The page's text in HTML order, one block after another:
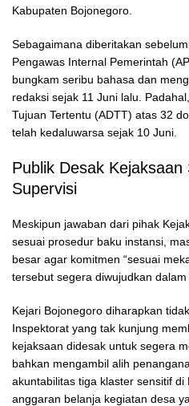
Kabupaten Bojonegoro.
​Sebagaimana diberitakan
Pengawas Internal Pemerintah
bungkam seribu bahasa dan
redaksi sejak 11 Juni lalu.
Tujuan Tertentu (ADTT) atas 32
telah kedaluwarsa sejak 10 Juni.
​Publik Desak Kejaksaan
Supervisi
​Meskipun jawaban dari pihak
sesuai prosedur baku instansi,
besar agar komitmen “sesuai
tersebut segera diwujudkan
​Kejari Bojonegoro diharapkan
Inspektorat yang tak kunjung
kejaksaan didesak untuk segera
bahkan mengambil alih
akuntabilitas tiga klaster sensitif di
anggaran belanja kegiatan desa